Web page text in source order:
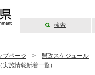
検索
プページ > 県政スケジュール
施情報新着一覧）